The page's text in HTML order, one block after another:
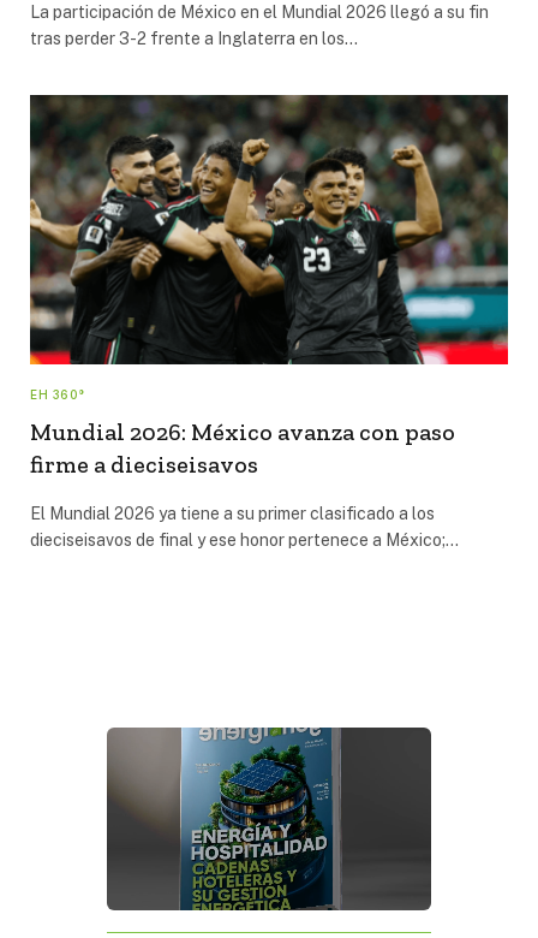
La participación de México en el Mundial 2026 llegó a su fin
tras perder 3-2 frente a Inglaterra en los…
EH 360°
Mundial 2026: México avanza con paso
firme a dieciseisavos
El Mundial 2026 ya tiene a su primer clasificado a los
dieciseisavos de final y ese honor pertenece a México;…